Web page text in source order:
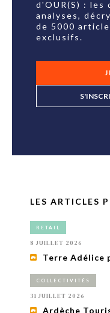
d'OUR(S) : les
analyses,
de 5000
exclusifs.
LES ARTICLES
RETAIL
8 JUILLET 2026
Terre Adélice
COLLECTIVITÉS
31 JUILLET 2026
Ardèche